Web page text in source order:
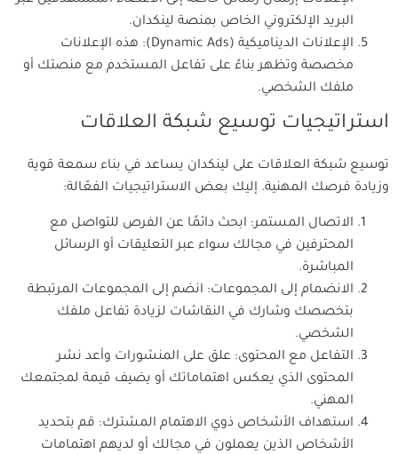
البريد الإلكتروني الخاص بمنصة لينكدان.
الإعلانات الديناميكية (Dynamic Ads): هذه الإعلانات
مخصصة وتظهر بناءً على تفاعل المستخدم مع منصتك أو
ملفك الشخصي.
استراتيجيات توسيع شبكة العلاقات
توسيع شبكة العلاقات على لينكدان يساعد في بناء سمعة قوية
وزيادة فرصك المهنية. إليك بعض الاستراتيجيات الفعّالة:
الاتصال المستمر: ابحث دائمًا عن الفرص للتواصل مع
المحترفين في مجالك سواء عبر التعليقات أو الرسائل
المباشرة.
الانضمام إلى المجموعات: انضم إلى المجموعات المرتبطة
بتخصصك وشارك في النقاشات لزيادة تفاعل ملفك
الشخصي.
التفاعل مع المحتوى: علق على المنشورات وأعد نشر
المحتوى الذي يعكس اهتماماتك أو يضيف قيمة لمجتمعك
المهني.
استهداف الأشخاص ذوي الاهتمام المشترك: قم بتحديد
الأشخاص الذين يعملون في مجالك أو لديهم اهتمامات